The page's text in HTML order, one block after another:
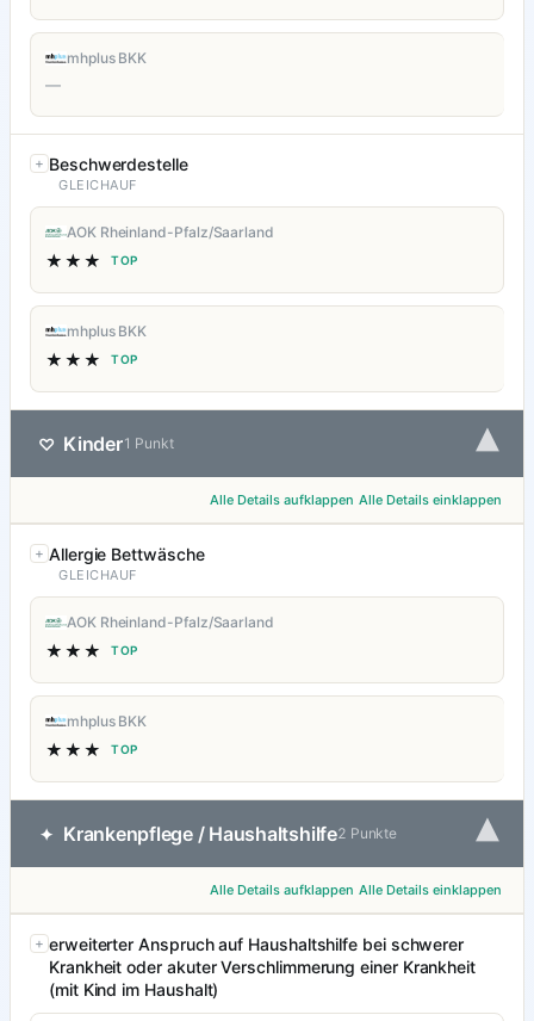
mhplus BKK
—
Beschwerdestelle
GLEICHAUF
AOK Rheinland-Pfalz/Saarland
★★★ TOP
mhplus BKK
★★★ TOP
♡ Kinder1 Punkt ▾
Alle Details aufklappen Alle Details einklappen
Allergie Bettwäsche
GLEICHAUF
AOK Rheinland-Pfalz/Saarland
★★★ TOP
mhplus BKK
★★★ TOP
✦ Krankenpflege / Haushaltshilfe2 Punkte ▾
Alle Details aufklappen Alle Details einklappen
erweiterter Anspruch auf Haushaltshilfe bei schwerer
Krankheit oder akuter Verschlimmerung einer Krankheit
(mit Kind im Haushalt)